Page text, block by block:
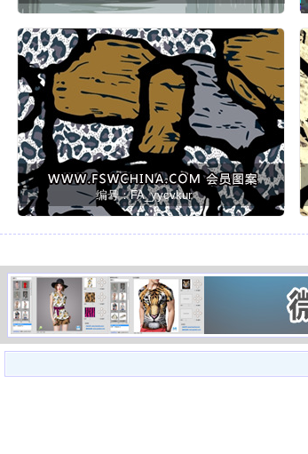
编号：FA_yycvkur